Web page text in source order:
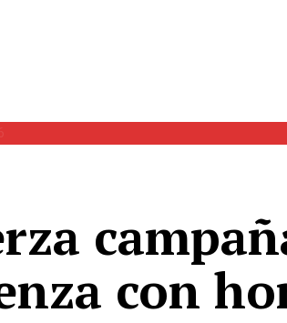
con